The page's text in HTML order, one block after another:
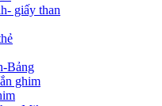
giấy than
Bảng
ghim